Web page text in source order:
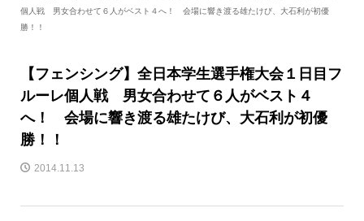
個人戦 男女合わせて６人がベスト４へ！ 会場に響き渡る雄たけび、大石利が初優
勝！！
【フェンシング】全日本学生選手権大会１日目フ
ルーレ個人戦 男女合わせて６人がベスト４
へ！ 会場に響き渡る雄たけび、大石利が初優
勝！！
2014.11.13